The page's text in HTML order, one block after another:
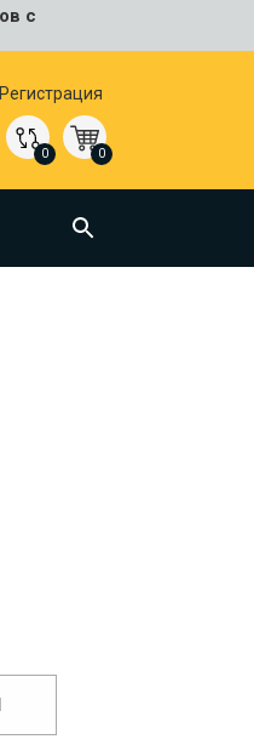
с
Регистрация
0 0